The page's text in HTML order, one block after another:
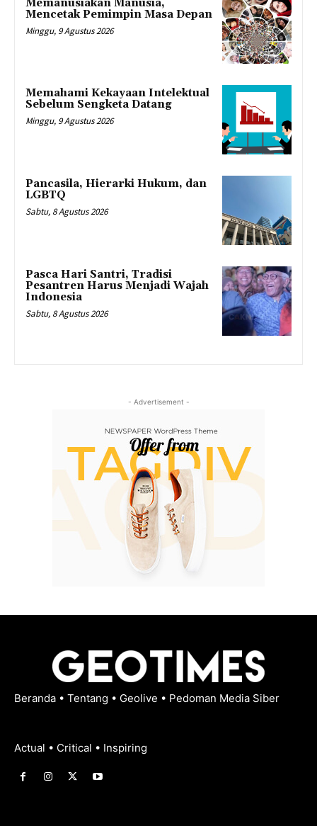
Memanusiakan Manusia,
Mencetak Pemimpin Masa Depan
Minggu, 9 Agustus 2026
Memahami Kekayaan Intelektual
Sebelum Sengketa Datang
Minggu, 9 Agustus 2026
Pancasila, Hierarki Hukum, dan
LGBTQ
Sabtu, 8 Agustus 2026
Pasca Hari Santri, Tradisi
Pesantren Harus Menjadi Wajah
Indonesia
Sabtu, 8 Agustus 2026
- Advertisement -
Beranda • Tentang • Geolive • Pedoman Media Siber
Actual • Critical • Inspiring